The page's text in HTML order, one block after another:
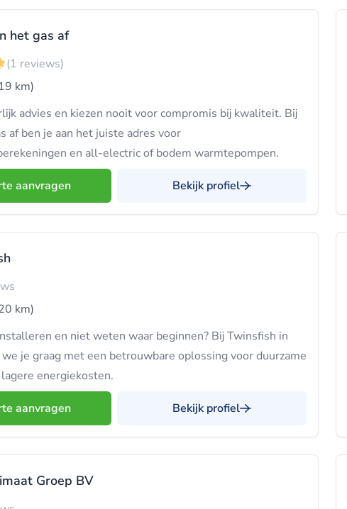
het gas af
(1 reviews)
km)
advies en kiezen nooit voor compromis bij kwaliteit. Bij
af ben je aan het juiste adres voor
en all-electric of bodem warmtepompen.
aanvragen Bekijk profiel
km)
en niet weten waar beginnen? Bij Twinsfish in
je graag met een betrouwbare oplossing voor duurzame
energiekosten.
aanvragen Bekijk profiel
Groep BV